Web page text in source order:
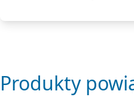
Produkty